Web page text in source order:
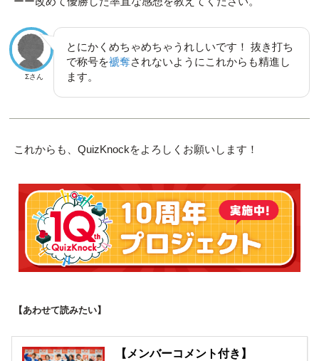
Σさん
とにかくめちゃめちゃうれしいです！ 抜き打ち
で称号を褫奪されないようにこれからも精進し
ます。
これからも、QuizKnockをよろしくお願いします！
【あわせて読みたい】
【メンバーコメント付き】